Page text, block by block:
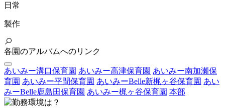
日常
製作
各園のアルバムへのリンク
あいみー溝口保育園 あいみー高津保育園 あいみー南加瀬保
育園 あいみー平間保育園 あいみーBelle新梶ヶ谷保育園 あい
みーBelle鹿島田保育園 あいみー梶ヶ谷保育園 本部